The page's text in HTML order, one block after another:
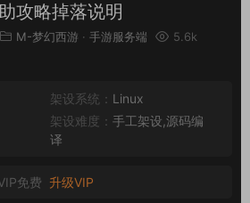
攻略掉落说明
M-梦幻西游 · 手游服务端
5.6k
架设系统： Linux
架设难度： 手工架设,源码编
译
免费 升级VIP